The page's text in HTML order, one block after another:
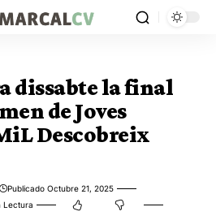
dissabte la final
de Joves
Descobreix
Publicado Octubre 21, 2025
Lectura